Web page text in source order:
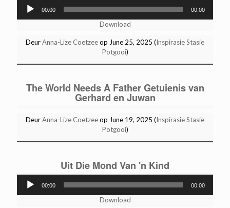
Player
00:00 00:00
Download
DeurAnna-Lize Coetzeeop June 25, 2025 (Inspirasie Stasie
Potgooi)
The World Needs A Father Getuienis van
Gerhard en Juwan
DeurAnna-Lize Coetzeeop June 19, 2025 (Inspirasie Stasie
Potgooi)
Uit Die Mond Van 'n Kind
Player
00:00 00:00
Download